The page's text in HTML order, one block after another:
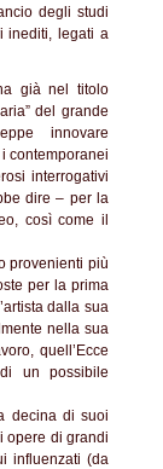
degli studi
inediti, legati a
già nel titolo
del grande
innovare
contemporanei
interrogativi
dire – per la
così come il
provenienti più
per la prima
dalla sua
nella sua
quell’Ecce
un possibile
decina di suoi
opere di grandi
influenzati (da